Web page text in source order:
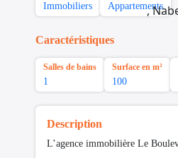
Immobiliers Appartements
Caractéristiques
Salles de bains
1
Surface en m²
100
Description
L’agence immobilière Le